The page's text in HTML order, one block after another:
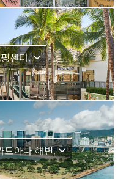
센터.
모아나 해변.